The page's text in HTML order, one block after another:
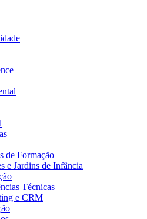
de Formação
e Jardins de Infância
Técnicas
e CRM